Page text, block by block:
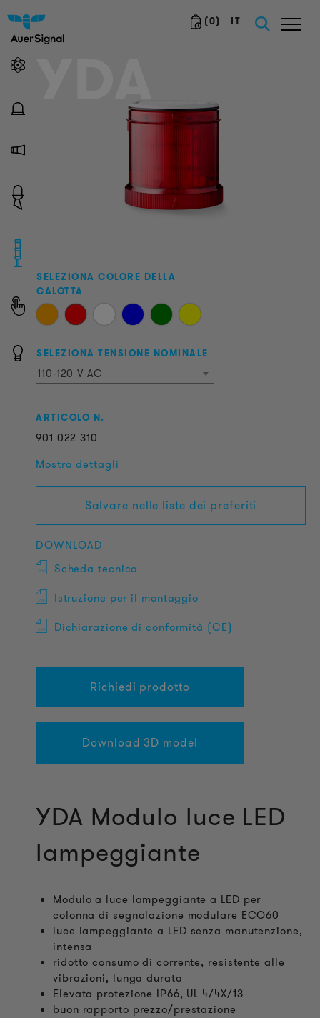
(0) IT
YDA
SELEZIONA COLORE DELLA
CALOTTA
SELEZIONA TENSIONE NOMINALE
110-120 V AC
ARTICOLO N.
901 022 310
Mostra dettagli
Salvare nelle liste dei preferiti
DOWNLOAD
Scheda tecnica
Istruzione per il montaggio
Dichiarazione di conformità (CE)
Richiedi prodotto
Download 3D model
YDA Modulo luce LED
lampeggiante
Modulo a luce lampeggiante a LED per
colonna di segnalazione modulare ECO60
luce lampeggiante a LED senza manutenzione,
intensa
ridotto consumo di corrente, resistente alle
vibrazioni, lunga durata
Elevata protezione IP66, UL 4/4X/13
buon rapporto prezzo/prestazione